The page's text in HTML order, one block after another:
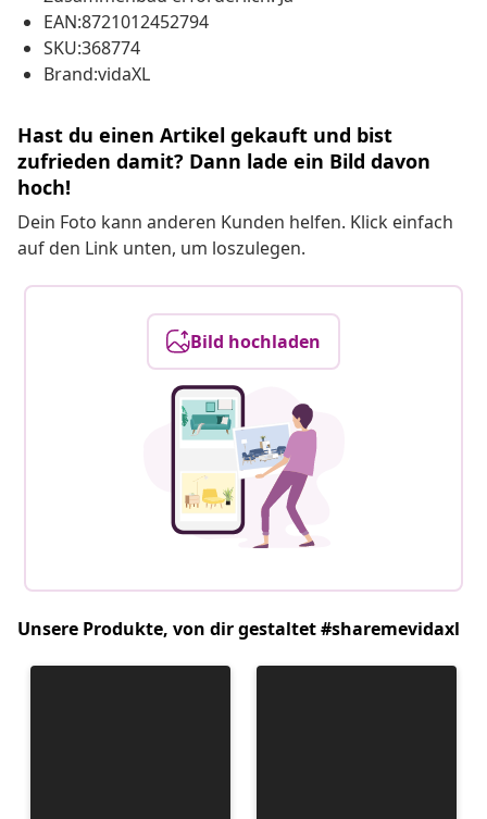
EAN:8721012452794
SKU:368774
Brand:vidaXL
Hast du einen Artikel gekauft und bist
zufrieden damit? Dann lade ein Bild davon
hoch!
Dein Foto kann anderen Kunden helfen. Klick einfach
auf den Link unten, um loszulegen.
Bild hochladen
Unsere Produkte, von dir gestaltet #sharemevidaxl